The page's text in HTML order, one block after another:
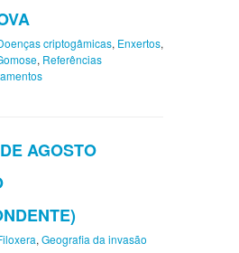
criptogâmicas, Enxertos,
, Referências
AGOSTO
, Geografia da invasão